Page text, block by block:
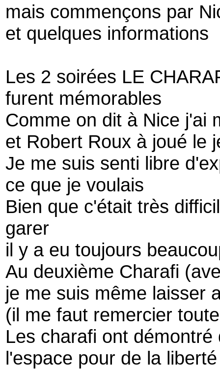
mais commençons par
et quelques informations
Les 2 soirées LE
furent mémorables
Comme on dit à Nice j'ai
et Robert Roux à joué le
Je me suis senti libre
ce que je voulais
Bien que c'était très
garer
il y a eu toujours
Au deuxième Charafi
je me suis même laisser
(il me faut remercier
Les charafi ont
l'espace pour de la